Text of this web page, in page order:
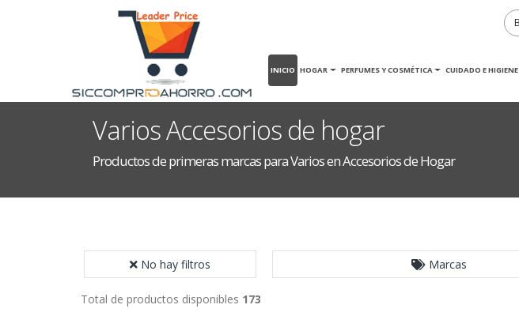
INICIO HOGAR PERFUMES Y COSMÉTICA CUIDADO E HIGIENE
Varios Accesorios de hogar
Productos de primeras marcas para Varios en Accesorios de Hogar
No hay filtros Marcas
Total de productos disponibles 173